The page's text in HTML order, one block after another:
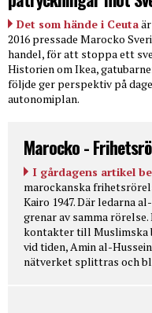
Det som hände i Ceuta
2016 pressade Marocko
handel, för att stoppa ett
Historien om Ikea,
följde ger perspektiv på
autonomiplan.
Marocko -
I gårdagens artikel
marockanska
Kairo 1947. Där ledarna
grenar av samma
kontakter till Muslimska
vid tiden, Amin al-
nätverket splittras och